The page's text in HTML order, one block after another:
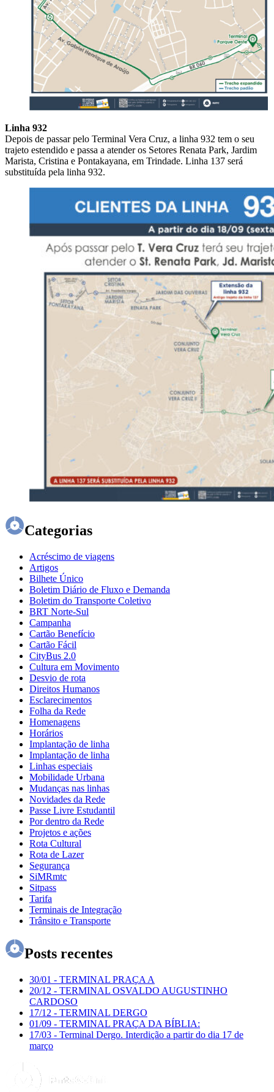
Linha 932
Depois de passar pelo Terminal Vera Cruz, a linha 932 tem o seu
trajeto estendido e passa a atender os Setores Renata Park, Jardim
Marista, Cristina e Pontakayana, em Trindade. Linha 137 será
substituída pela linha 932.
Categorias
Acréscimo de viagens
Artigos
Bilhete Único
Boletim Diário de Fluxo e Demanda
Boletim do Transporte Coletivo
BRT Norte-Sul
Campanha
Cartão Benefício
Cartão Fácil
CityBus 2.0
Cultura em Movimento
Desvio de rota
Direitos Humanos
Esclarecimentos
Folha da Rede
Homenagens
Horários
Implantação de linha
Implantação de linha
Linhas especiais
Mobilidade Urbana
Mudanças nas linhas
Novidades da Rede
Passe Livre Estudantil
Por dentro da Rede
Projetos e ações
Rota Cultural
Rota de Lazer
Segurança
SiMRmtc
Sitpass
Tarifa
Terminais de Integração
Trânsito e Transporte
Posts recentes
30/01 - TERMINAL PRAÇA A
20/12 - TERMINAL OSVALDO AUGUSTINHO
CARDOSO
17/12 - TERMINAL DERGO
01/09 - TERMINAL PRAÇA DA BÍBLIA:
17/03 - Terminal Dergo. Interdição a partir do dia 17 de
março